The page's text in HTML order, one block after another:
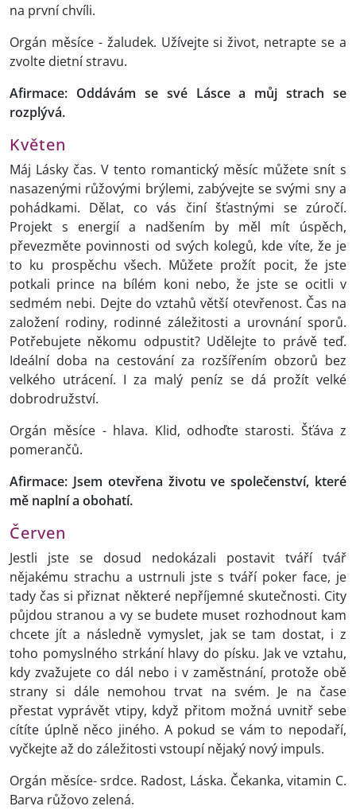
na první chvíli.
Orgán měsíce - žaludek. Užívejte si život, netrapte se a
zvolte dietní stravu.
Afirmace: Oddávám se své Lásce a můj strach se
rozplývá.
Květen
Máj Lásky čas. V tento romantický měsíc můžete snít s
nasazenými růžovými brýlemi, zabývejte se svými sny a
pohádkami. Dělat, co vás činí šťastnými se zúročí.
Projekt s energií a nadšením by měl mít úspěch,
převezměte povinnosti od svých kolegů, kde víte, že je
to ku prospěchu všech. Můžete prožít pocit, že jste
potkali prince na bílém koni nebo, že jste se ocitli v
sedmém nebi. Dejte do vztahů větší otevřenost. Čas na
založení rodiny, rodinné záležitosti a urovnání sporů.
Potřebujete někomu odpustit? Udělejte to právě teď.
Ideální doba na cestování za rozšířením obzorů bez
velkého utrácení. I za malý peníz se dá prožít velké
dobrodružství.
Orgán měsíce - hlava. Klid, odhoďte starosti. Šťáva z
pomerančů.
Afirmace: Jsem otevřena životu ve společenství, které
mě naplní a obohatí.
Červen
Jestli jste se dosud nedokázali postavit tváří tvář
nějakému strachu a ustrnuli jste s tváří poker face, je
tady čas si přiznat některé nepříjemné skutečnosti. City
půjdou stranou a vy se budete muset rozhodnout kam
chcete jít a následně vymyslet, jak se tam dostat, i z
toho pomyslného strkání hlavy do písku. Jak ve vztahu,
kdy zvažujete co dál nebo i v zaměstnání, protože obě
strany si dále nemohou trvat na svém. Je na čase
přestat vyprávět vtipy, když přitom možná uvnitř sebe
cítíte úplně něco jiného. A pokud se vám to nepodaří,
vyčkejte až do záležitosti vstoupí nějaký nový impuls.
Orgán měsíce- srdce. Radost, Láska. Čekanka, vitamin C.
Barva růžovo zelená.